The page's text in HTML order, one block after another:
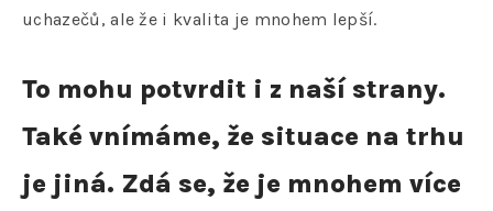
uchazečů, ale že i kvalita je mnohem lepší.
To mohu potvrdit i z naší strany.
Také vnímáme, že situace na trhu
je jiná. Zdá se, že je mnohem více